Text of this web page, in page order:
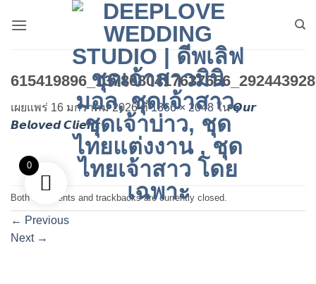
เผยแพร่ 16 มกราคม 2026ที่1366 × 2048 ใน𝙊𝙪𝙧
𝘽𝙚𝙡𝙤𝙫𝙚𝙙 𝘾𝙡𝙞𝙚𝙣𝙩
Both comments and trackbacks are currently closed.
← Previous
Next →
0